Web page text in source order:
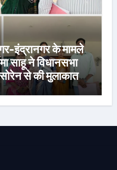
इंद्रानगर के मामले
साहू ने विधानसभा
से की मुलाकात,
पुनर्वास की रखी मांग,